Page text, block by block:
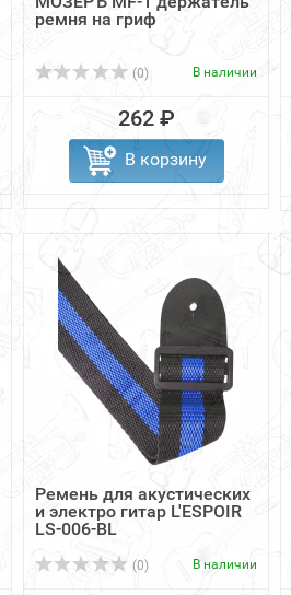
ремня на гриф
(0) В наличии
262 ₽
В корзину
Ремень для акустических
и электро гитар L'ESPOIR
LS-006-BL
(0) В наличии